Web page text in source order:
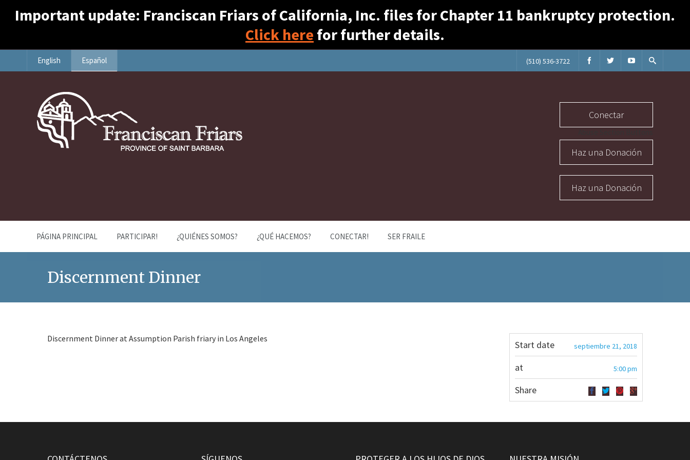
Important update: Franciscan Friars of California, Inc. files for Chapter 11 bankruptcy protection.
Click here for further details.
English Español (510) 536-3722
Conectar
Haz una Donación
Haz una Donación
PÁGINA PRINCIPAL PARTICIPAR! ¿QUIÉNES SOMOS? ¿QUÉ HACEMOS? CONECTAR! SER FRAILE
Discernment Dinner
Discernment Dinner at Assumption Parish friary in Los Angeles
Start date septiembre 21, 2018
at 5:00 pm
Share